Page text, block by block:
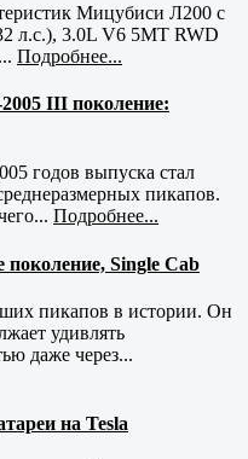
Мицубиси Л200 с
л.с.), 3.0L V6 5MT RWD
Подробнее...
III поколение:
годов выпуска стал
пикапов.
Подробнее...
поколение, Single Cab
пикапов в истории. Он
удивлять
даже через...
на Tesla